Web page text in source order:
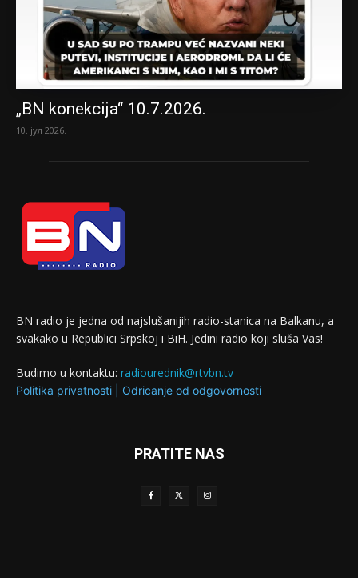
„BN konekcija“ 10.7.2026.
10. јул 2026.
BN radio je jedna od najslušanijih radio-stanica na Balkanu, a
svakako u Republici Srpskoj i BiH. Jedini radio koji sluša Vas!
Budimo u kontaktu: radiourednik@rtvbn.tv
Politika privatnosti Odricanje od odgovornosti
PRATITE NAS